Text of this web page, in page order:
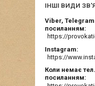
ІНШІ ВИДИ
Viber, Telegram
посиланням
https://
Instagram
https://
Коли немає
посиланням